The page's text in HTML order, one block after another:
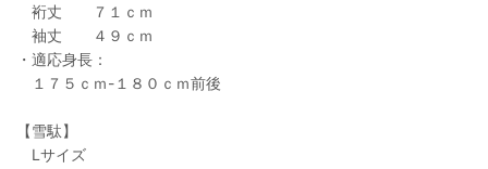
裄丈 ７１ｃｍ
袖丈 ４９ｃｍ
・適応身長：
１７５ｃｍ-１８０ｃｍ前後
【雪駄】
Lサイズ